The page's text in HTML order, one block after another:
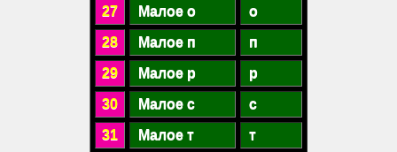
27 Малое о о
28 Малое п п
29 Малое р р
30 Малое с с
31 Малое т т